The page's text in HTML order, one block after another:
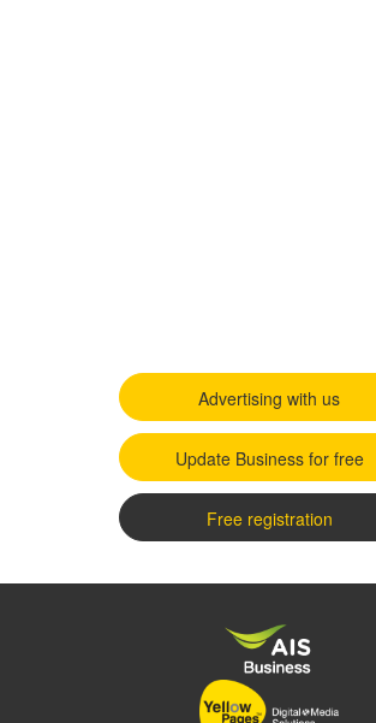
Advertising with us
Update Business for free
Free registration